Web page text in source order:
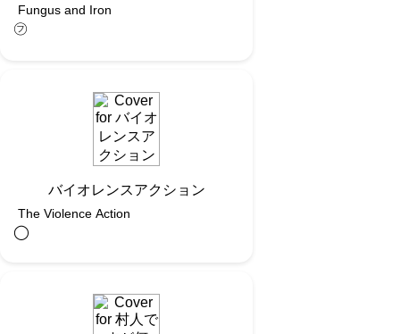
Fungus and Iron
㋫
バイオレンスアクション
The Violence Action
◯︎